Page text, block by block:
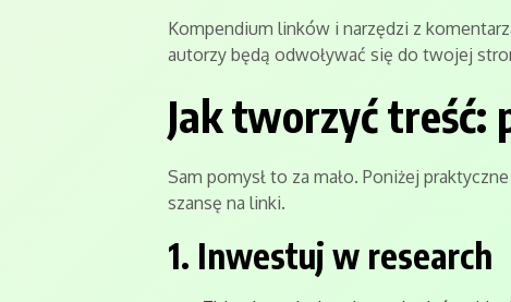
Kompendium linków i narzędzi z
autorzy będą odwoływać się do twojej
Jak tworzyć treść:
Sam pomysł to za mało. Poniżej
szansę na linki.
1. Inwestuj w research